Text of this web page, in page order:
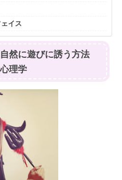
イス
然に遊びに誘う方法
理学